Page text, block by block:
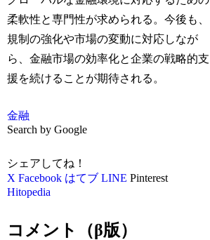
柔軟性と専門性が求められる。今後も、
規制の強化や市場の変動に対応しなが
ら、金融市場の効率化と企業の戦略的支
援を続けることが期待される。
金融
Search by Google
シェアしてね！
X Facebook はてブ LINE Pinterest
Hitopedia
コメント（β版）